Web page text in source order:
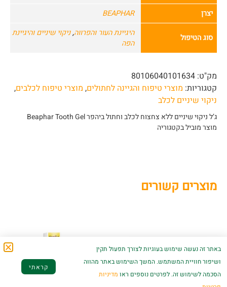
יצרן
BEAPHAR
סוג הטיפול היגיינת העור והפרווה,ניקוי שיניים והיגיינת
הפה
מק"ט: 80106040101634
קטגוריות: מוצרי טיפוח והגיינה לחתולים, מוצרי טיפוח לכלבים,
ניקוי שיניים לכלב
ג’ל ניקוי שיניים ללא צחצוח לכלב וחתול ביהפר Beaphar Tooth Gel
מוצר מוביל בקטגוריה
מוצרים קשורים
באתר זה נעשה שימוש בעוגיות לצורך תפעול תקין
ושיפור חוויית המשתמש. המשך השימוש באתר מהווה
הסכמה לשימוש זה. לפרטים נוספים ראו מדיניות
קראתי